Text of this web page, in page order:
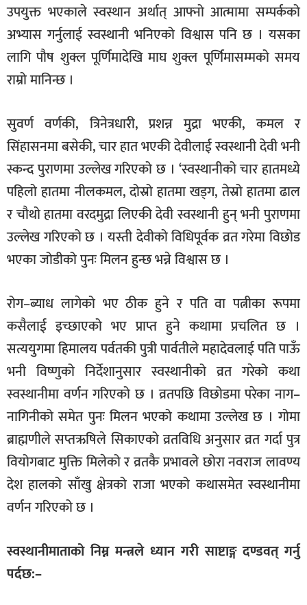
उपयुक्त भएकाले स्वस्थान अर्थात् आफ्नो आत्मामा सम्पर्कको
अभ्यास गर्नुलाई स्वस्थानी भनिएको विश्वास पनि छ । यसका
लागि पौष शुक्ल पूर्णिमादेखि माघ शुक्ल पूर्णिमासम्मको समय
राम्रो मानिन्छ ।
सुवर्ण वर्णकी, त्रिनेत्रधारी, प्रशन्न मुद्रा भएकी, कमल र
सिंहासनमा बसेकी, चार हात भएकी देवीलाई स्वस्थानी देवी भनी
स्कन्द पुराणमा उल्लेख गरिएको छ । ‘स्वस्थानीको चार हातमध्ये
पहिलो हातमा नीलकमल, दोस्रो हातमा खड्ग, तेस्रो हातमा ढाल
र चौथो हातमा वरदमुद्रा लिएकी देवी स्वस्थानी हुन् भनी पुराणमा
उल्लेख गरिएको छ । यस्ती देवीको विधिपूर्वक व्रत गरेमा विछोड
भएका जोडीको पुनः मिलन हुन्छ भन्ने विश्वास छ ।
रोग–ब्याध लागेको भए ठीक हुने र पति वा पत्नीका रूपमा
कसैलाई इच्छाएको भए प्राप्त हुने कथामा प्रचलित छ ।
सत्ययुगमा हिमालय पर्वतकी पुत्री पार्वतीले महादेवलाई पति पाऊँ
भनी विष्णुको निर्देशानुसार स्वस्थानीको व्रत गरेको कथा
स्वस्थानीमा वर्णन गरिएको छ । व्रतपछि विछोडमा परेका नाग–
नागिनीको समेत पुनः मिलन भएको कथामा उल्लेख छ । गोमा
ब्राह्मणीले सप्तऋषिले सिकाएको व्रतविधि अनुसार व्रत गर्दा पुत्र
वियोगबाट मुक्ति मिलेको र व्रतकै प्रभावले छोरा नवराज लावण्य
देश हालको साँखु क्षेत्रको राजा भएको कथासमेत स्वस्थानीमा
वर्णन गरिएको छ ।
स्वस्थानीमाताको निम्न मन्त्रले ध्यान गरी साष्टाङ्ग दण्डवत् गर्नु
पर्दछ:–